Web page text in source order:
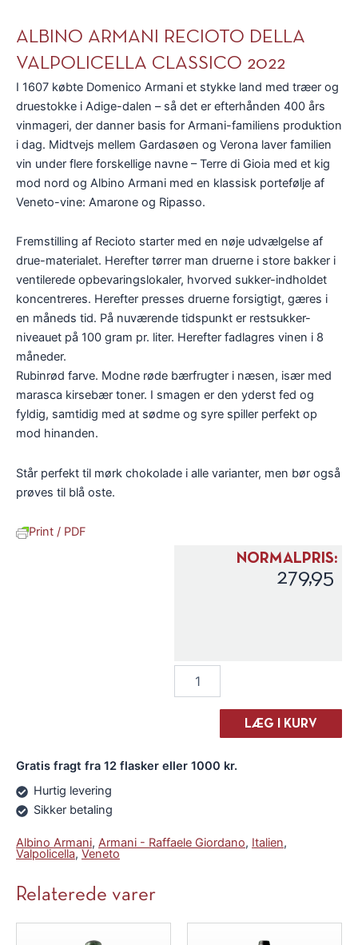
ALBINO ARMANI RECIOTO DELLA
VALPOLICELLA CLASSICO 2022
I 1607 købte Domenico Armani et stykke land med træer og
druestokke i Adige-dalen – så det er efterhånden 400 års
vinmageri, der danner basis for Armani-familiens produktion
i dag. Midtvejs mellem Gardasøen og Verona laver familien
vin under flere forskellige navne – Terre di Gioia med et kig
mod nord og Albino Armani med en klassisk portefølje af
Veneto-vine: Amarone og Ripasso.
Fremstilling af Recioto starter med en nøje udvælgelse af
drue-materialet. Herefter tørrer man druerne i store bakker i
ventilerede opbevaringslokaler, hvorved sukker-indholdet
koncentreres. Herefter presses druerne forsigtigt, gæres i
en måneds tid. På nuværende tidspunkt er restsukker-
niveauet på 100 gram pr. liter. Herefter fadlagres vinen i 8
måneder.
Rubinrød farve. Modne røde bærfrugter i næsen, især med
marasca kirsebær toner. I smagen er den yderst fed og
fyldig, samtidig med at sødme og syre spiller perfekt op
mod hinanden.
Står perfekt til mørk chokolade i alle varianter, men bør også
prøves til blå oste.
Print / PDF
NORMALPRIS:
279,95
Armani
Valpolicella
2022
LÆG I KURV
Gratis fragt fra 12 flasker eller 1000 kr.
Hurtig levering
Sikker betaling
Albino Armani, Armani - Raffaele Giordano, Italien,
Valpolicella, Veneto
Relaterede varer